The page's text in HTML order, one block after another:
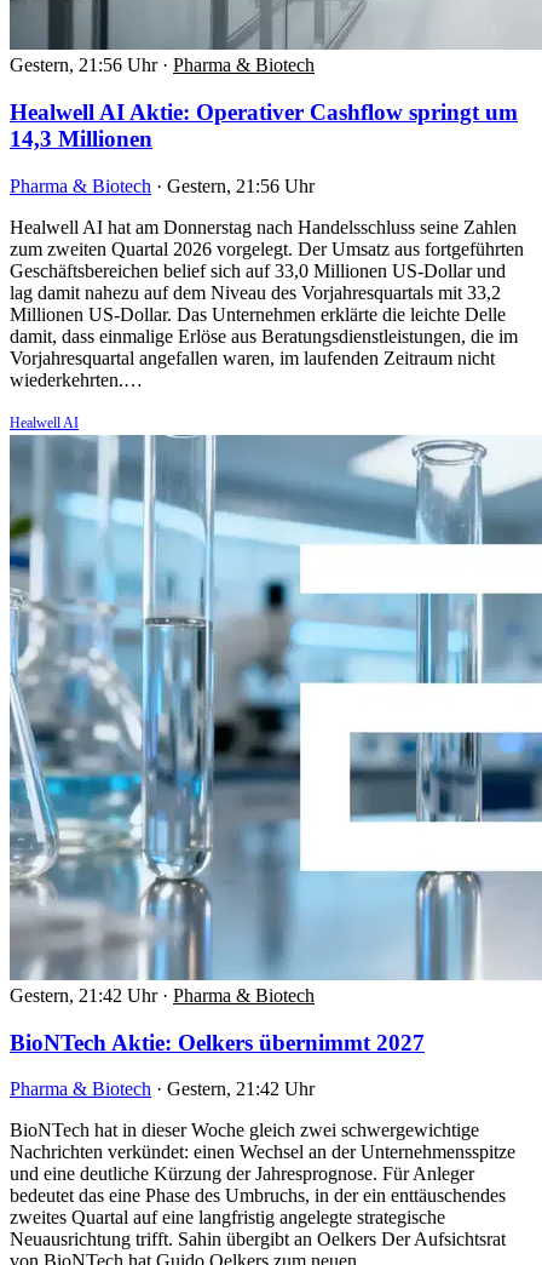
Gestern, 21:56 Uhr · Pharma & Biotech
Healwell AI Aktie: Operativer Cashflow springt um
14,3 Millionen
Pharma & Biotech · Gestern, 21:56 Uhr
Healwell AI hat am Donnerstag nach Handelsschluss seine Zahlen
zum zweiten Quartal 2026 vorgelegt. Der Umsatz aus fortgeführten
Geschäftsbereichen belief sich auf 33,0 Millionen US-Dollar und
lag damit nahezu auf dem Niveau des Vorjahresquartals mit 33,2
Millionen US-Dollar. Das Unternehmen erklärte die leichte Delle
damit, dass einmalige Erlöse aus Beratungsdienstleistungen, die im
Vorjahresquartal angefallen waren, im laufenden Zeitraum nicht
wiederkehrten.…
Healwell AI
Gestern, 21:42 Uhr · Pharma & Biotech
BioNTech Aktie: Oelkers übernimmt 2027
Pharma & Biotech · Gestern, 21:42 Uhr
BioNTech hat in dieser Woche gleich zwei schwergewichtige
Nachrichten verkündet: einen Wechsel an der Unternehmensspitze
und eine deutliche Kürzung der Jahresprognose. Für Anleger
bedeutet das eine Phase des Umbruchs, in der ein enttäuschendes
zweites Quartal auf eine langfristig angelegte strategische
Neuausrichtung trifft. Sahin übergibt an Oelkers Der Aufsichtsrat